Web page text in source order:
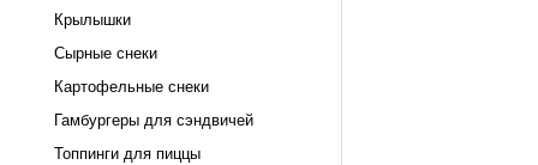
Крылышки
Сырные снеки
Картофельные снеки
Гамбургеры для сэндвичей
Топпинги для пиццы